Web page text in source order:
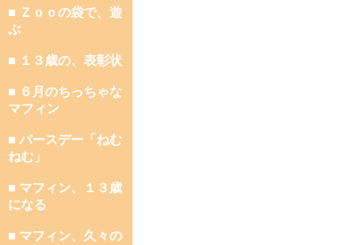
■ Ｚｏｏの袋で、遊
ぶ
■ １３歳の、表彰状
■ ６月のちっちゃな
マフィン
■ バースデー「ねむ
ねむ」
■ マフィン、１３歳
になる
■ マフィン、久々の